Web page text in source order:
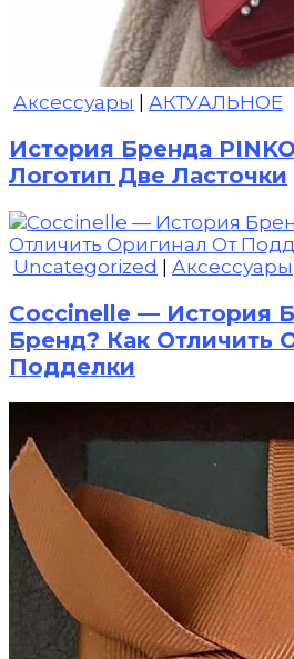
Аксессуары АКТУАЛЬНОЕ
История Бренда
Логотип Две Ласточки
Uncategorized | Аксессуары
Coccinelle — История
Бренд? Как Отличить
Подделки